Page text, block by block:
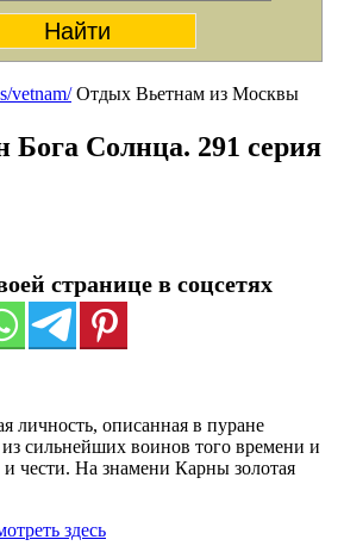
vetnam/Отдых Вьетнам из Москвы
Солнца. 291 серия
странице в соцсетях
личность, описанная в пуране
сильнейших воинов того времени и
чести. На знамени Карны золотая
здесь